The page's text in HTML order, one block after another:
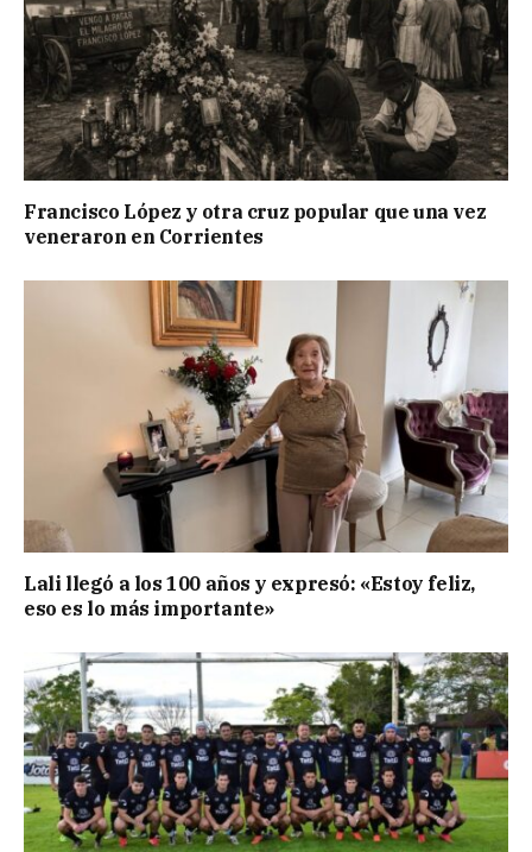
Francisco López y otra cruz popular que una vez
veneraron en Corrientes
Lali llegó a los 100 años y expresó: «Estoy feliz,
eso es lo más importante»